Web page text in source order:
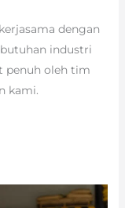
dengan
industri
penuh oleh tim
kami.